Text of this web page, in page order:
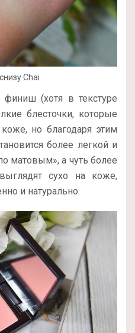
Chai
(хотя в текстуре
блесточки, которые
но благодаря этим
более легкой и
матовым», а чуть более
сухо на коже,
и натурально.